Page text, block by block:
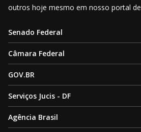
outros hoje mesmo em nosso portal
Senado Federal
Câmara Federal
GOV.BR
Serviços Jucis - DF
Agência Brasil